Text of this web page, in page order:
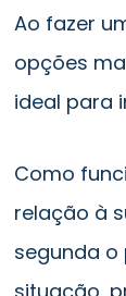
Ao fazer
opções
ideal para
Como
relação à
segunda o